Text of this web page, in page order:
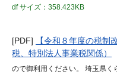
dfサイズ：358.423KB
[PDF]
【令和８年度の税制
税、特別法人事業税関係）
ので御利用ください。 埼玉県く